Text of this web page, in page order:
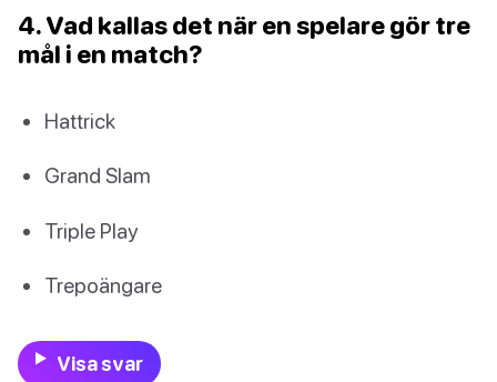
4. Vad kallas det när en spelare gör tre
mål i en match?
Hattrick
Grand Slam
Triple Play
Trepoängare
Visa svar